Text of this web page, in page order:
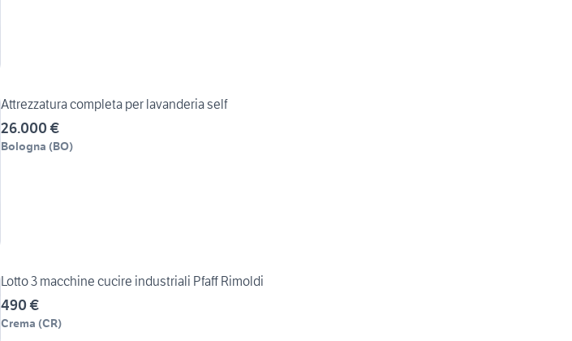
Attrezzatura completa per lavanderia self
26.000 €
Bologna (BO)
Lotto 3 macchine cucire industriali Pfaff Rimoldi
490 €
Crema (CR)